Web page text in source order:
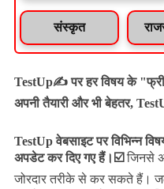
संस्कृत
TestUp✍️ पर हर विषय के
अपनी तैयारी और भी बेहतर,
TestUp वेबसाइट पर विभिन्न
अपडेट कर दिए गए हैं। ☑️ जिनसे
जोरदार तरीके से कर सकते हैं।